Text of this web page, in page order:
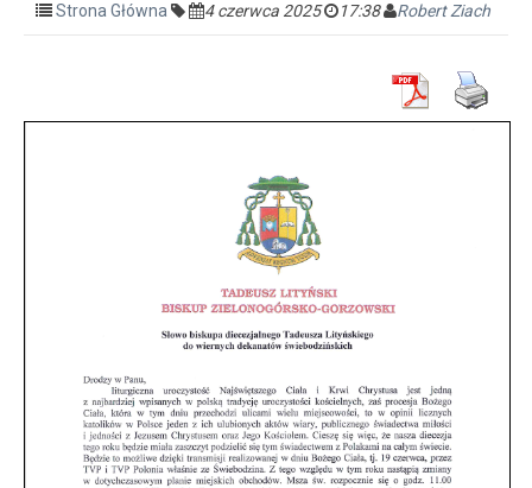
Strona Główna 4 czerwca 2025 17:38 Robert Ziach